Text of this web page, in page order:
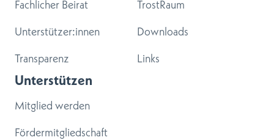
Fachlicher Beirat
Unterstützer:innen
Transparenz
TrostRaum
Downloads
Links
Unterstützen
Mitglied werden
Fördermitgliedschaft